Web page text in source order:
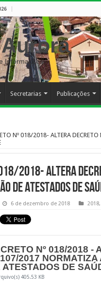
Informações
Secretarias Publicações
Nº 018/2018- ALTERA
2018- ALTERA
DE ATESTADOS DE
6 de dezembro de 2018 2018,
Nº 018/2018 -
107/2017
ATESTADOS DE
405.53 KB